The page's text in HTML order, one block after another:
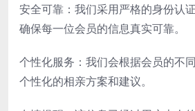
安全可靠：我们采用严格的身份认
确保每一位会员的信息真实可靠。
个性化服务：我们会根据会员的不
个性化的相亲方案和建议。